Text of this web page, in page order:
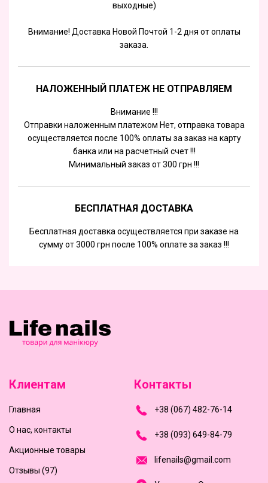
выходные)
Внимание! Доставка Новой Почтой 1-2 дня от оплаты
заказа.
НАЛОЖЕННЫЙ ПЛАТЕЖ НЕ ОТПРАВЛЯЕМ
Внимание !!!
Отправки наложенным платежом Нет, отправка товара
осуществляется после 100% оплаты за заказ на карту
банка или на расчетный счет !!!
Минимальный заказ от 300 грн !!!
БЕСПЛАТНАЯ ДОСТАВКА
Бесплатная доставка осуществляется при заказе на
сумму от 3000 грн после 100% оплате за заказ !!!
Клиентам
Главная
О нас, контакты
Акционные товары
Отзывы (97)
Контакты
+38 (067) 482-76-14
+38 (093) 649-84-79
ifenai s@gmai com